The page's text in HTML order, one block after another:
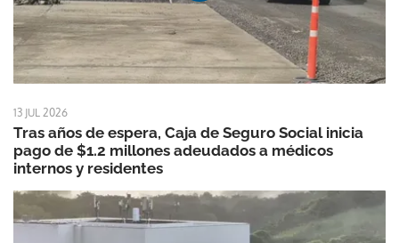
13 JUL 2026
Tras años de espera, Caja de Seguro Social inicia
pago de $1.2 millones adeudados a médicos
internos y residentes